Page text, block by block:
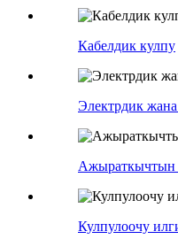
Кабелдик кулпу
Электрдик
Ажыраткычтын
Кулпулоочу